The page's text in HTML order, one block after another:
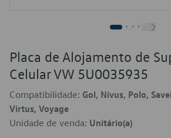
Placa de Alojamento de
Celular VW 5U0035935
Compatibilidade: Gol, Nivus, Polo,
Virtus, Voyage
Unidade de venda: Unitário(a)